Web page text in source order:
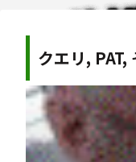
クエリ, PAT,